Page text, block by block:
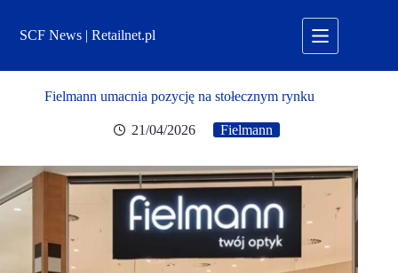
treściSCF News | Retailnet.pl
Fielmann umacnia pozycję na stołecznym rynku
21/04/2026 Fielmann